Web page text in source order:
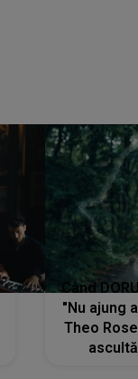
Când
"Nu ajung
Theo